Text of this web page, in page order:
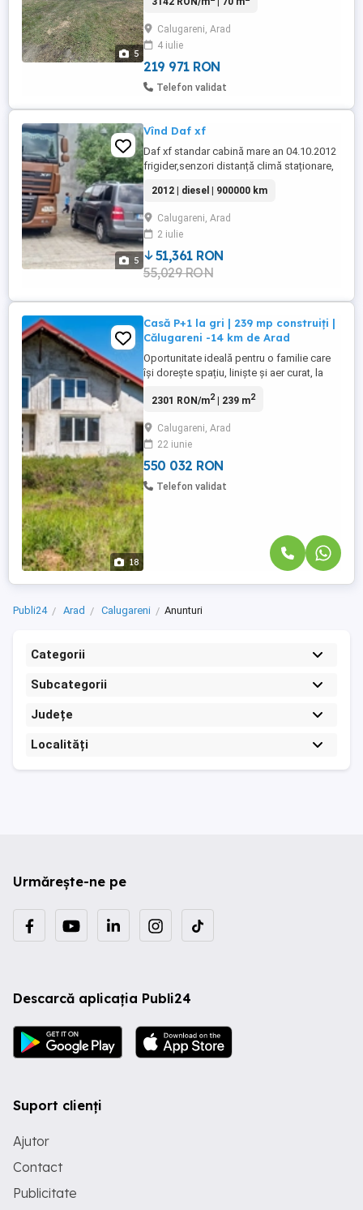
5
șosea principală cu un teren generos de
liniari , gardul este nou solid cu porți din
fier forjat,ideal pt construitre a 2 case sau
deschiderea unui ...
Calugareni, Arad
4 iulie
219 971 RON
Telefon validat
5
Vînd Daf xf
Daf xf standar cabină mare an 04.10.2012
frigider,senzori distanță climă staționare,
bună.
2012 | diesel | 900000 km
Calugareni, Arad
2 iulie
51,361 RON
55,029 RON
18
Casă P+1 la gri | 239 mp construiți |
Călugareni -14 km de Arad
Oportunitate ideală pentru o familie care
își dorește spațiu, liniște și aer curat, la
nr. 211, comuna Felnac Regim înălțime:
Amprentă la sol: 143 mp Suprafață teren:
605 mp Garaj + curte generoasă
Compartimentare: Parter: ...
2301 RON/m2| 239 m2
Calugareni, Arad
22 iunie
550 032 RON
Telefon validat
Publi24 Arad Calugareni Anunturi
Categorii
Subcategorii
Județe
Localități
Urmărește-ne pe
Descarcă aplicația Publi24
Suport clienți
Ajutor
Contact
Publicitate